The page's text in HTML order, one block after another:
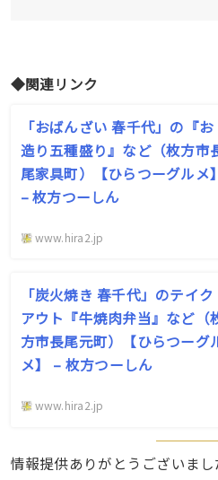
◆関連リンク
「おばんざい 春千代」の『お
造り五種盛り』など（枚方市
尾家具町）【ひらつーグルメ】
– 枚方つーしん
www.hira2.jp
「炭火焼き 春千代」のテイク
アウト『牛焼肉弁当』など（
方市長尾元町）【ひらつーグ
メ】 – 枚方つーしん
www.hira2.jp
情報提供ありがとうございまし